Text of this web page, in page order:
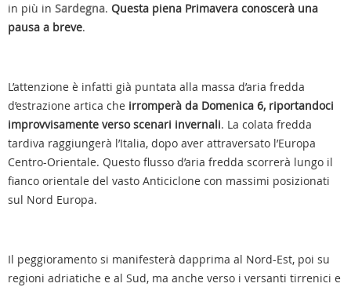
in più in Sardegna. Questa piena Primavera conoscerà una
pausa a breve.
L’attenzione è infatti già puntata alla massa d’aria fredda
d’estrazione artica che irromperà da Domenica 6, riportandoci
improvvisamente verso scenari invernali. La colata fredda
tardiva raggiungerà l’Italia, dopo aver attraversato l’Europa
Centro-Orientale. Questo flusso d’aria fredda scorrerà lungo il
fianco orientale del vasto Anticiclone con massimi posizionati
sul Nord Europa.
Il peggioramento si manifesterà dapprima al Nord-Est, poi su
regioni adriatiche e al Sud, ma anche verso i versanti tirrenici e